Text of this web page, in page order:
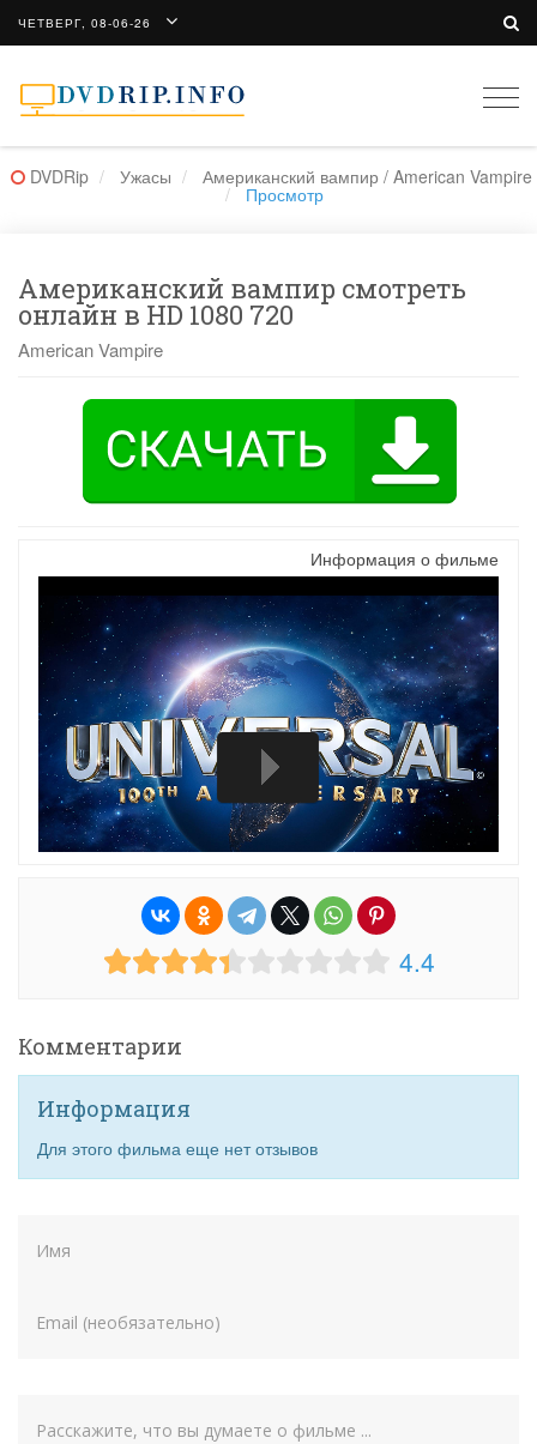
ЧЕТВЕРГ, 08-06-26
DVDRip Ужасы Американский вампир / American Vampire
Просмотр
Американский вампир смотреть
онлайн в HD 1080 720
American Vampire
Информация о фильме
4.4
Комментарии
Информация
Для этого фильма еще нет отзывов